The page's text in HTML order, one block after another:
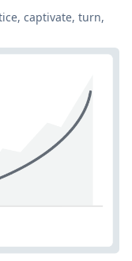
captivate, turn,